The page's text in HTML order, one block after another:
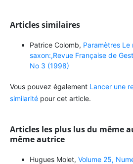
Articles similaires
Patrice Colomb, Paramètres
saxon:,Revue Française de
No 3 (1998)
Vous pouvez également Lancer une
similaritépour cet article.
Articles les plus lus du même
même autrice
Hugues Molet, Volume 25,